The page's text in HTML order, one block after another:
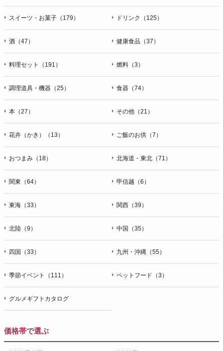
スイーツ・お菓子（179） ドリンク（125）
酒（47） 健康食品（37）
料理セット（191） 燃料（3）
調理道具・機器（25） 食器（74）
本（27） その他（21）
花卉（かき）（13） ご飯のお供（7）
おつまみ（18） 北海道・東北（71）
関東（64） 甲信越（6）
東海（33） 関西（39）
北陸（9） 中国（35）
四国（33） 九州・沖縄（55）
季節イベント（111） ペットフード（3）
グルメギフトカタログ
価格帯で選ぶ